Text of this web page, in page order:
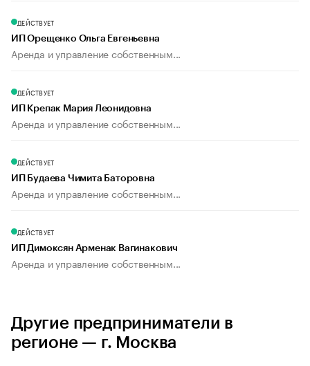
ДЕЙСТВУЕТ
ИП Орещенко Ольга Евгеньевна
Аренда и управление собственным...
ДЕЙСТВУЕТ
ИП Крепак Мария Леонидовна
Аренда и управление собственным...
ДЕЙСТВУЕТ
ИП Будаева Чимита Баторовна
Аренда и управление собственным...
ДЕЙСТВУЕТ
ИП Димоксян Арменак Вагинакович
Аренда и управление собственным...
Другие предприниматели в
регионе — г. Москва